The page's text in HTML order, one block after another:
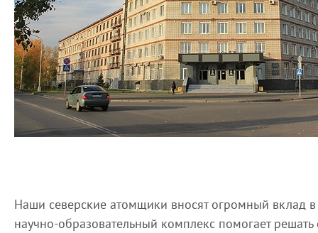
Наши северские атомщики вносят огромный вклад в
научно-образовательный комплекс помогает